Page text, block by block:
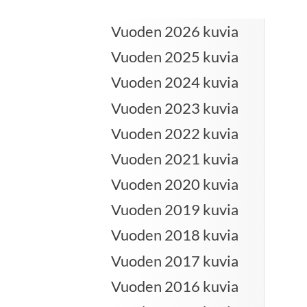
Vuoden 2026 kuvia
Vuoden 2025 kuvia
Vuoden 2024 kuvia
Vuoden 2023 kuvia
Vuoden 2022 kuvia
Vuoden 2021 kuvia
Vuoden 2020 kuvia
Vuoden 2019 kuvia
Vuoden 2018 kuvia
Vuoden 2017 kuvia
Vuoden 2016 kuvia